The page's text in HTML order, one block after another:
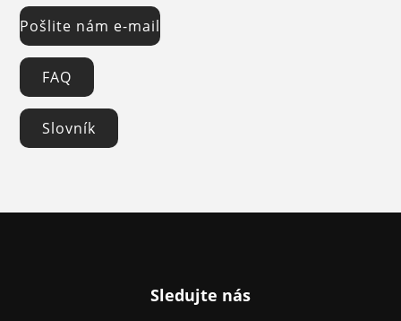
Pošlite nám e-mail
FAQ
Slovník
Sledujte nás